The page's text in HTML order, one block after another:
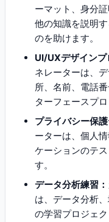
ーマット、身分
他の知識を説明
のを助けます。
UI/UXデザインプ
ネレーターは、
所、名前、電話
ターフェースプ
プライバシー保護
ーターは、個人
ケーションのテ
す。
データ分析練習：
は、データ分析
の学習プロジェ